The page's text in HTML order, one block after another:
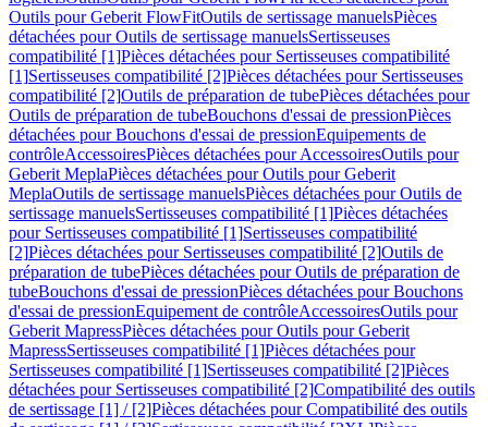
Outils pour Geberit FlowFitOutils de sertissage manuelsPièces
détachées pour Outils de sertissage manuelsSertisseuses
compatibilité [1]Pièces détachées pour Sertisseuses compatibilité
[1]Sertisseuses compatibilité [2]Pièces détachées pour Sertisseuses
compatibilité [2]Outils de préparation de tubePièces détachées pour
Outils de préparation de tubeBouchons d'essai de pressionPièces
détachées pour Bouchons d'essai de pressionEquipements de
contrôleAccessoiresPièces détachées pour AccessoiresOutils pour
Geberit MeplaPièces détachées pour Outils pour Geberit
MeplaOutils de sertissage manuelsPièces détachées pour Outils de
sertissage manuelsSertisseuses compatibilité [1]Pièces détachées
pour Sertisseuses compatibilité [1]Sertisseuses compatibilité
[2]Pièces détachées pour Sertisseuses compatibilité [2]Outils de
préparation de tubePièces détachées pour Outils de préparation de
tubeBouchons d'essai de pressionPièces détachées pour Bouchons
d'essai de pressionEquipement de contrôleAccessoiresOutils pour
Geberit MapressPièces détachées pour Outils pour Geberit
MapressSertisseuses compatibilité [1]Pièces détachées pour
Sertisseuses compatibilité [1]Sertisseuses compatibilité [2]Pièces
détachées pour Sertisseuses compatibilité [2]Compatibilité des outils
de sertissage [1] / [2]Pièces détachées pour Compatibilité des outils